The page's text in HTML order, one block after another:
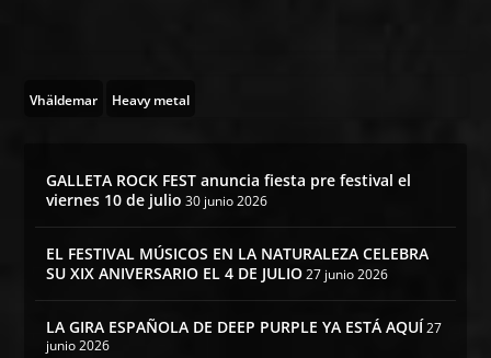
Vhäldemar Heavy metal
GALLETA ROCK FEST anuncia fiesta pre festival el
viernes 10 de julio 30 junio 2026
EL FESTIVAL MÚSICOS EN LA NATURALEZA CELEBRA
SU XIX ANIVERSARIO EL 4 DE JULIO 27 junio 2026
LA GIRA ESPAÑOLA DE DEEP PURPLE YA ESTÁ AQUÍ 27
junio 2026